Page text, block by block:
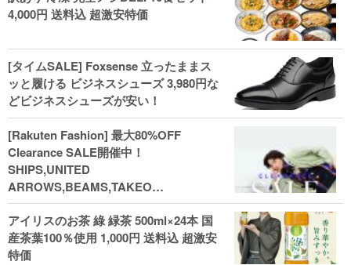
4,000円 送料込 超激安特価
[タイムSALE] Foxsense 立ったままス
ッと履ける ビジネスシューズ 3,980円な
どビジネスシューズが安い！
[Rakuten Fashion] 最大80%OFF
Clearance SALE開催中！
SHIPS,UNITED
ARROWS,BEAMS,TAKEO
KIKUCHI,COACH,MICHAEL KORSなど
(202602)
アイリスのお茶 綠 緑茶 500ml×24本 国
産茶葉100％使用 1,000円 送料込 超激安
特価